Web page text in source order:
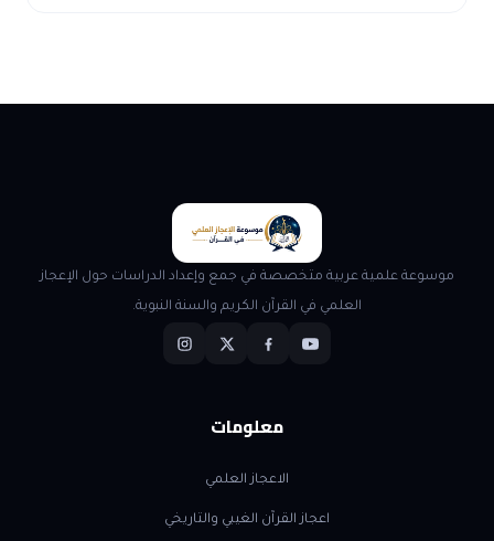
موسوعة علمية عربية متخصصة في جمع وإعداد الدراسات حول الإعجاز
العلمي في القرآن الكريم والسنة النبوية.
معلومات
الاعجاز العلمي
اعجاز القرآن الغيبي والتاريخي